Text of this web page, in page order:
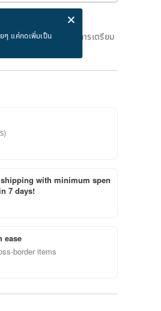
ๆ แค่กดเพิ่มเป็น
มาณ 5 วันทางการในการเตรียม
)
with minimum spen
7 days!
ease
border items